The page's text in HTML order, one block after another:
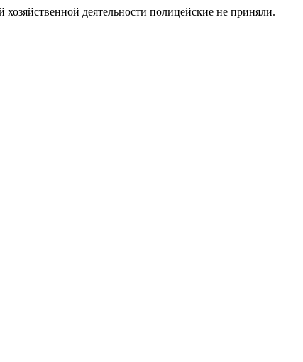
деятельности полицейские не приняли.